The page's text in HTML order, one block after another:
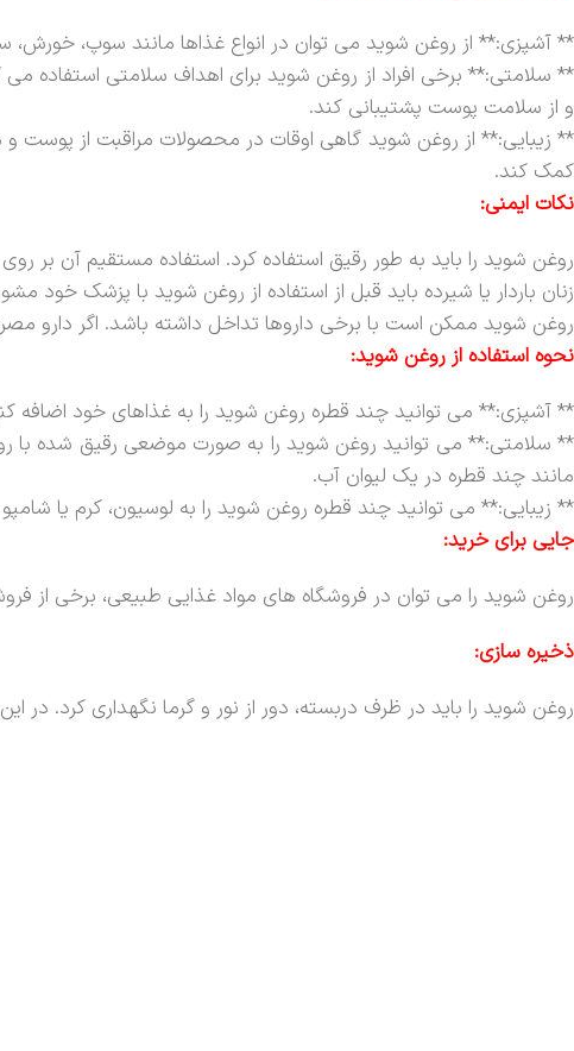
** آشپزی:** از روغن شوید می توان در انواع غذاها مانند سوپ،
** سلامتی:** برخی افراد از روغن شوید برای اهداف سلامتی
و از سلامت پوست پشتیبانی کند.
** زیبایی:** از روغن شوید گاهی اوقات در محصولات مراقبت از
کمک کند.
نکات ایمنی:
روغن شوید را باید به طور رقیق استفاده کرد. استفاده مستقیم آن بر
زنان باردار یا شیرده باید قبل از استفاده از روغن شوید با پزشک خود
روغن شوید ممکن است با برخی داروها تداخل داشته باشد. اگر دارو
نحوه استفاده از روغن شوید:
** آشپزی:** می توانید چند قطره روغن شوید را به غذاهای خود اضافه
** سلامتی:** می توانید روغن شوید را به صورت موضعی رقیق شده با
مانند چند قطره در یک لیوان آب.
** زیبایی:** می توانید چند قطره روغن شوید را به لوسیون، کرم یا
جایی برای خرید:
روغن شوید را می توان در فروشگاه های مواد غذایی طبیعی، برخی از
ذخیره سازی:
روغن شوید را باید در ظرف دربسته، دور از نور و گرما نگهداری کرد. در